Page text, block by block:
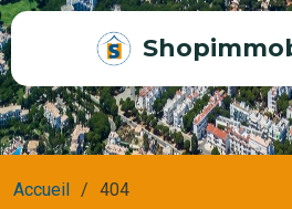
Accueil 404